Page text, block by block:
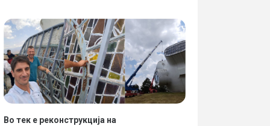
Во тек е реконструкција на